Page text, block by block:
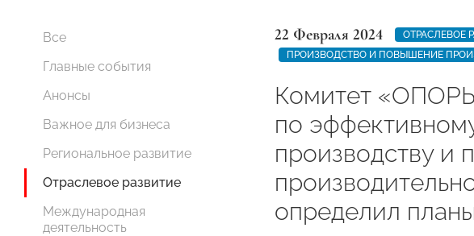
Все
Главные события
Анонсы
Важное для бизнеса
Региональное развитие
Отраслевое развитие
Международная
деятельность
22 Февраля 2024
ОТРАСЛЕВОЕ
ПРОИЗВОДСТВО И ПОВЫШЕНИЕ
Комитет
по
производству и
определил